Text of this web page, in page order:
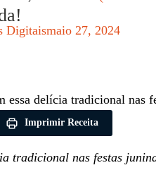
Digitaismaio 27, 2024
essa delícia tradicional nas
Imprimir Receita
tradicional nas festas